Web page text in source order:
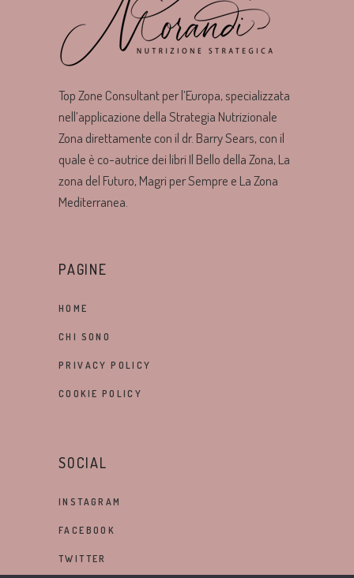
Top Zone Consultant per l’Europa, specializzata
nell’applicazione della Strategia Nutrizionale
Zona direttamente con il dr. Barry Sears, con il
quale è co-autrice dei libri Il Bello della Zona, La
zona del Futuro, Magri per Sempre e La Zona
Mediterranea.
PAGINE
HOME
CHI SONO
PRIVACY POLICY
COOKIE POLICY
SOCIAL
INSTAGRAM
FACEBOOK
TWITTER